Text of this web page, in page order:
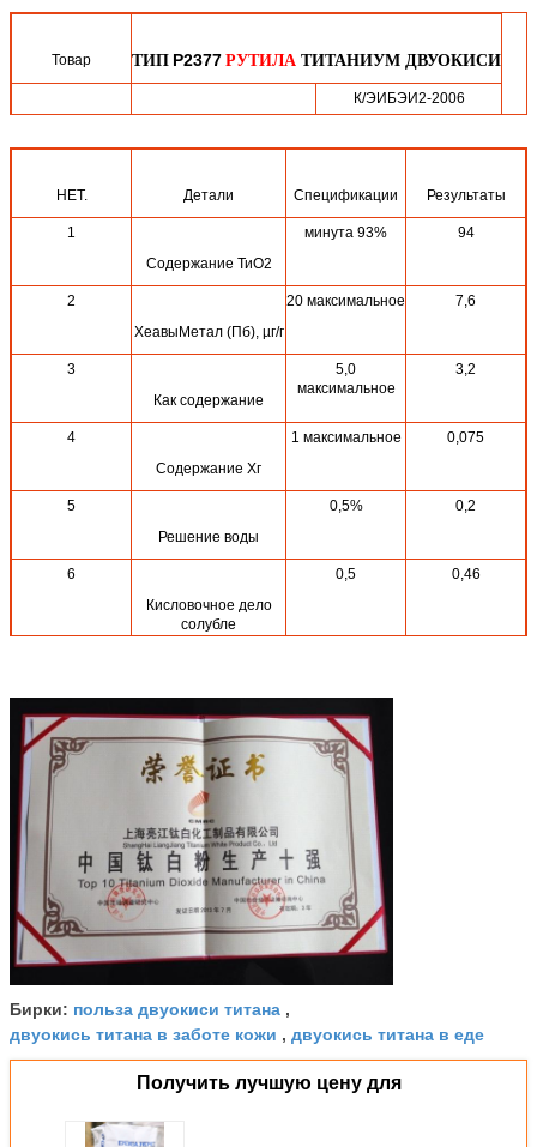
Товар ТИП Р2377 РУТИЛА ТИТАНИУМ ДВУОКИСИ
К/ЭИБЭИ2-2006
Случаи Чистый вес 20МТ
НЕТ. Детали Спецификации Результаты
1
Содержание ТиО2
минута 93% 94
2
ХеавыМетал (Пб), µг/г
20 максимальное 7,6
3
Как содержание
5,0
максимальное
3,2
4
Содержание Хг
1 максимальное 0,075
5
Решение воды
0,5% 0,2
6
Кисловочное дело
солубле
0,5 0,46
105℃
8
Белизна
98%
Значение ПЭ-АШ
6-8
10
ум выпарка сетки 45
0,5
максимальное
Рутил
97%
Бирки: польза двуокиси титана ,
двуокись титана в заботе кожи , двуокись титана в еде
Получить лучшую цену для